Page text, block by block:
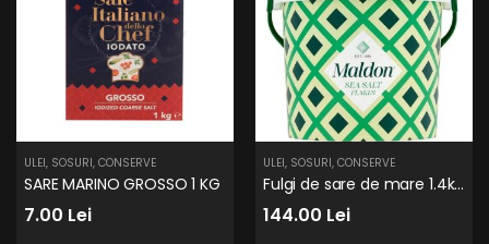
ULEI, SOSURI, CONSERVE
SARE MARINO GROSSO 1 KG
7.00 Lei
ULEI, SOSURI, CONSERVE
Fulgi de sare de mare 1.4kg.
144.00 Lei